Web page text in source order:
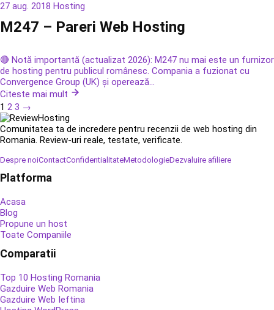
27 aug. 2018 Hosting
M247 – Pareri Web Hosting
🔴 Notă importantă (actualizat 2026): M247 nu mai este un furnizor
de hosting pentru publicul românesc. Compania a fuzionat cu
Convergence Group (UK) și operează...
Citeste mai mult
1 2 3 →
Comunitatea ta de incredere pentru recenzii de web hosting din
Romania. Review-uri reale, testate, verificate.
Despre noiContactConfidentialitateMetodologieDezvaluire afiliere
Platforma
Acasa
Blog
Propune un host
Toate Companiile
Comparatii
Top 10 Hosting Romania
Gazduire Web Romania
Gazduire Web Ieftina